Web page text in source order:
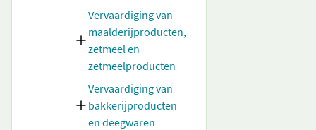
Vervaardiging van
maalderijproducten,
zetmeel en
zetmeelproducten
Vervaardiging van
bakkerijproducten
en deegwaren